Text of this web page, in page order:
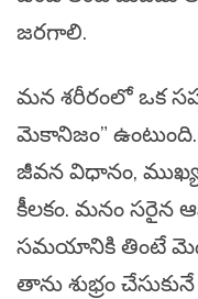
జరగాలి.
మన శరీరంలో ఒక
మెకానిజం”
జీవన విధానం,
కీలకం. మనం సరైన
సమయానికి తింటే
తాను శుభ్రం